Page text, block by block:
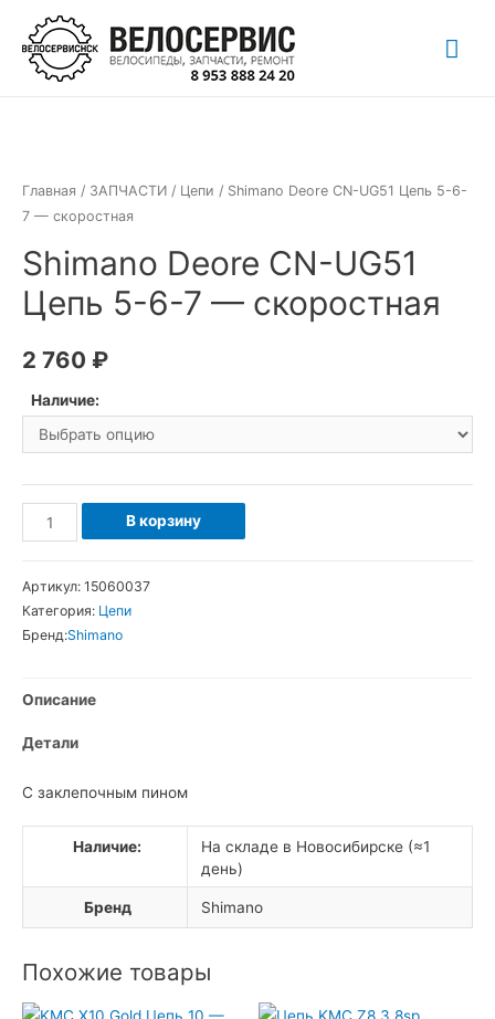
Перейти
содержимому
Главная / ЗАПЧАСТИ / Цепи / Shimano Deore CN-UG51 Цепь 5-6-
7 — скоростная
Shimano Deore CN-UG51
Цепь 5-6-7 — скоростная
2 760 ₽
Наличие:
Количество
товара
Deore
CN-
5-
6-
-
В корзину
Артикул: 15060037
Категория: Цепи
Бренд:Shimano
Описание
Детали
C заклепочным пином
Наличие:
На складе в Новосибирске (≈1
день)
Бренд Shimano
Похожие товары